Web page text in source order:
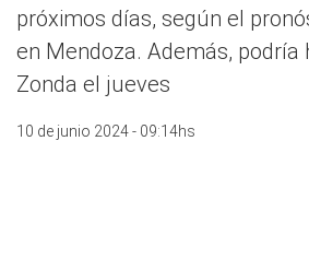
próximos días, según el
en Mendoza. Además, podría
Zonda el jueves
10 de junio 2024 - 09:14hs